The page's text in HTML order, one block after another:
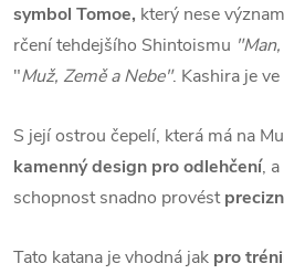
symbol Tomoe, který nese
rčení tehdejšího Shintoismu
"Muž, Země a Nebe". Kashira je
S její ostrou čepelí, která má na
kamenný design pro odlehčení,
schopnost snadno provést
Tato katana je vhodná jak pro